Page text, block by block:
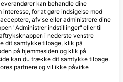
Scuba Republic Komodo,
Alternative DC location
Scuba Republic RajaAmpat
Jl. Soekarno Hatta , Kampung
Tengah , Labuan Bajo, 86700
kan behandle dine
interesse, for at gøre indsigelse mod
afvise eller administrere dine
"Administrer indstillinger" eller til
i nederste venstre
dit samtykke tilbage, klik på
på hjemmesiden og klik på
kan du trække dit samtykke tilbage.
partnere og vil ikke påvirke